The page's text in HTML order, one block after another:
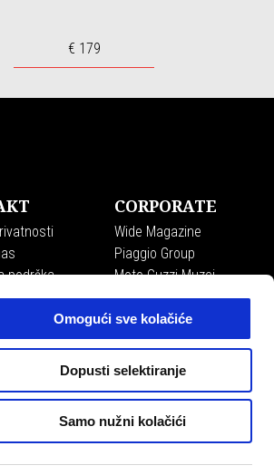
Omogući sve kolačiće
Dopusti selektiranje
Samo nužni kolačići
€ 179
podrška
CORPORATE
Wide Magazine
Piaggio Group
Moto Guzzi Muzej
Accessibility
STRANICU SVOJE DRŽAVE HR